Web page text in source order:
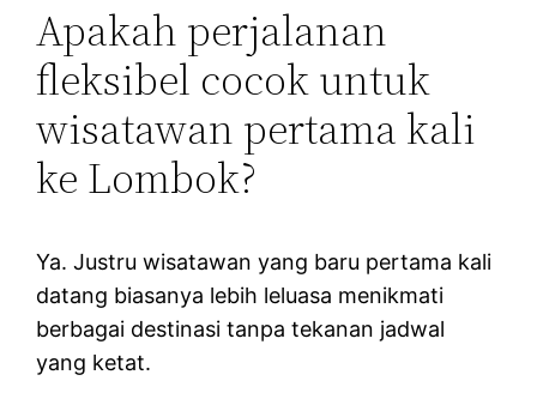
Apakah perjalanan
fleksibel cocok untuk
wisatawan pertama kali
ke Lombok?
Ya. Justru wisatawan yang baru pertama kali
datang biasanya lebih leluasa menikmati
berbagai destinasi tanpa tekanan jadwal
yang ketat.